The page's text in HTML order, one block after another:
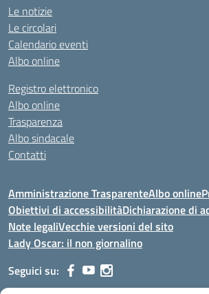
Le notizie
Le circolari
Calendario eventi
Albo online
Registro elettronico
Albo online
Trasparenza
Albo sindacale
Contatti
Amministrazione TrasparenteAlbo online
Obiettivi di accessibilitàDichiarazione di
Note legaliVecchie versioni del sito
Lady Oscar: il non giornalino
Seguici su: